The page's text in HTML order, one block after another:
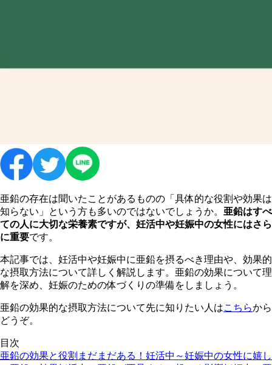
亜鉛の存在は聞いたことがあるものの「具体的な役割や効果は
知らない」という方も多いのではないでしょうか。 亜鉛はすべ
ての人に大切な栄養素ですが、妊活中や妊娠中の女性にはさら
に重要です。
本記事では、妊活中や妊娠中に亜鉛を摂るべき理由や、効果的
な摂取方法について詳しく解説します。亜鉛の効果について理
解を深め、妊娠のための体づくりの準備をしましょう。
亜鉛の効果的な摂取方法について先に知りたい人はこちらから
どうぞ。
目次
亜鉛の効果と役割 まだまだある！妊活中～妊娠中の女性に嬉し